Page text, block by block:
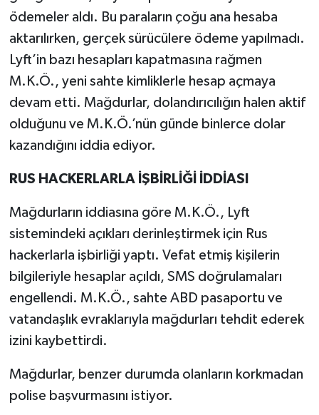
ödemeler aldı. Bu paraların çoğu ana hesaba
aktarılırken, gerçek sürücülere ödeme yapılmadı.
Lyft’in bazı hesapları kapatmasına rağmen
M.K.Ö., yeni sahte kimliklerle hesap açmaya
devam etti. Mağdurlar, dolandırıcılığın halen aktif
olduğunu ve M.K.Ö.’nün günde binlerce dolar
kazandığını iddia ediyor.
RUS HACKERLARLA İŞBİRLİĞİ İDDİASI
Mağdurların iddiasına göre M.K.Ö., Lyft
sistemindeki açıkları derinleştirmek için Rus
hackerlarla işbirliği yaptı. Vefat etmiş kişilerin
bilgileriyle hesaplar açıldı, SMS doğrulamaları
engellendi. M.K.Ö., sahte ABD pasaportu ve
vatandaşlık evraklarıyla mağdurları tehdit ederek
izini kaybettirdi.
Mağdurlar, benzer durumda olanların korkmadan
polise başvurmasını istiyor.